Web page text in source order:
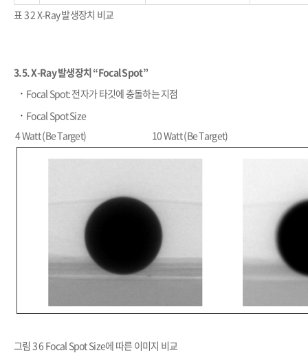
표 3 2 X-Ray 발생장치 비교
3.5. X-Ray 발생장치 “Focal Spot”
​· Focal Spot: 전자가 타깃에 충돌하는 지점
​· Focal Spot Size
4 Watt (Be Target)
10 Watt (Be Target)
그림 3 6 Focal Spot Size에 따른 이미지 비교